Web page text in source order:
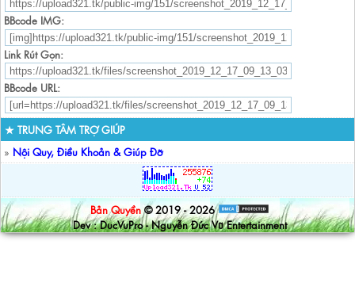
BBcode IMG:
Link Rút Gọn:
BBcode URL:
★ TRUNG TÂM TRỢ GIÚP
» Nội Quy, Điều Khoản & Giúp Đỡ
Bản Quyền © 2019 - 2026
Dev : DucVuPro - Nguyễn Đức Vũ Entertainment